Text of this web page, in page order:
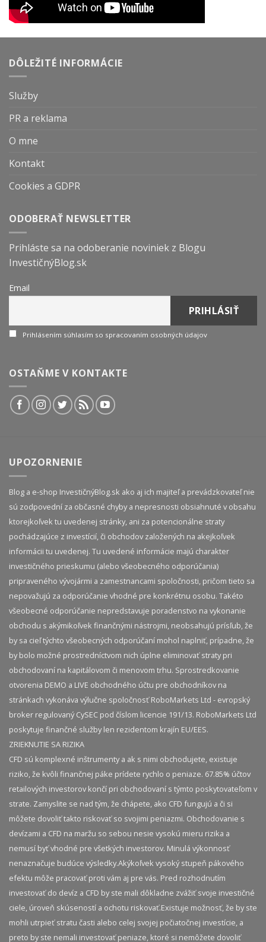
DÔLEŽITÉ INFORMÁCIE
Služby
PR a reklama
O mne
Kontakt
Cookies a GDPR
ODOBERAŤ NEWSLETTER
Prihláste sa na odoberanie noviniek z Blogu
InvestičnýBlog.sk
Email
Prihlásením súhlasím so spracovaním osobných údajov
OSTAŇME V KONTAKTE
UPOZORNENIE
Blog a e-shop InvestičnýBlog.sk ako aj ich majiteľ a prevádzkovateľ nie
sú zodpovední za občasné chyby a nepresnosti obsiahnuté v obsahu
ktorejkoľvek tu uvedenej stránky, ani za potencionálne straty
pochádzajúce z investícií, či obchodov založených na akejkoľvek
informácii tu uvedenej. Tu uvedené informácie majú charakter
investičného prieskumu (alebo všeobecného odporúčania)
pripraveného vývojármi a zamestnancami spoločnosti, pričom tieto sa
nepovažujú za odporúčanie vhodné pre konkrétnu osobu. Takéto
všeobecné odporúčanie nepredstavuje poradenstvo na vykonanie
obchodu s akýmikoľvek finančnými nástrojmi, neobsahujú prísľub, že
by sa cieľ týchto všeobecných odporúčaní mohol naplniť, prípadne, že
by bolo možné prostredníctvom nich úplne eliminovať straty pri
obchodovaní na kapitálovom či menovom trhu. Sprostredkovanie
otvorenia DEMO a LIVE obchodného účtu pre obchodníkov na
stránkach vykonáva výlučne spoločnosť RoboMarkets Ltd - evropský
broker regulovaný CySEC pod číslom licencie 191/13. RoboMarkets Ltd
poskytuje finančné služby len rezidentom krajín EU/EES.
ZRIEKNUTIE SA RIZIKA
CFD sú komplexné inštrumenty a ak s nimi obchodujete, existuje
riziko, že kvôli finančnej páke prídete rychlo o peniaze. 67.85% účtov
retailových investorov končí pri obchodovaní s týmto poskytovateľom v
strate. Zamyslite se nad tým, že chápete, ako CFD fungujú a či si
môžete dovoliť takto riskovať so svojimi peniazmi. Obchodovanie s
devízami a CFD na maržu so sebou nesie vysokú mieru rizika a
nemusí byť vhodné pre všetkých investorov. Minulá výkonnosť
nenaznačuje budúce výsledky.​ Akýkoľvek vysoký stupeň pákového
efektu môže pracovať proti vám aj pre vás. Pred rozhodnutím
investovať do devíz a CFD by ste mali dôkladne zvážiť svoje investičné
ciele, úroveň skúseností a ochotu riskovať.​ Existuje možnosť, že by ste
mohli utrpieť stratu časti alebo celej svojej počiatočnej investície, a
preto by ste nemali investovať peniaze, ktoré si nemôžete dovoliť